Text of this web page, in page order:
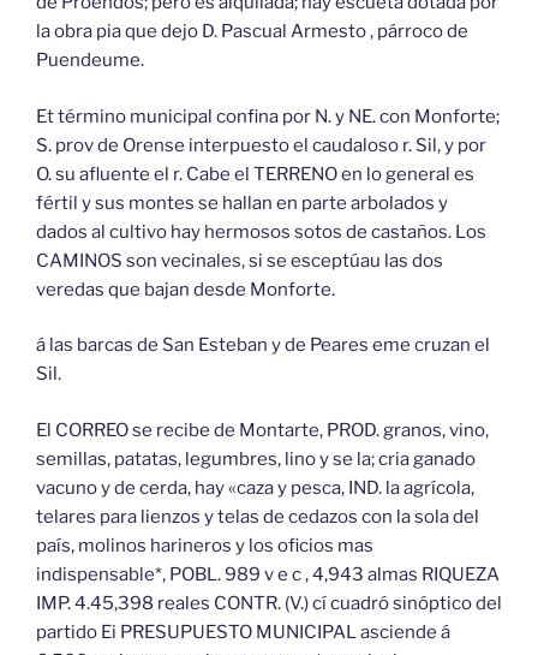
la obra pia que dejo D. Pascual Armesto , párroco de
Puendeume.
Et término municipal confina por N. y NE. con Monforte;
S. prov de Orense interpuesto el caudaloso r. Sil, y por
O. su afluente el r. Cabe el TERRENO en lo general es
fértil y sus montes se hallan en parte arbolados y
dados al cultivo hay hermosos sotos de castaños. Los
CAMINOS son vecinales, si se esceptúau las dos
veredas que bajan desde Monforte.
á las barcas de San Esteban y de Peares eme cruzan el
Sil.
El CORREO se recibe de Montarte, PROD. granos, vino,
semillas, patatas, legumbres, lino y se la; cria ganado
vacuno y de cerda, hay «caza y pesca, IND. la agrícola,
telares para lienzos y telas de cedazos con la sola del
país, molinos harineros y los oficios mas
indispensable*, POBL. 989 v e c , 4,943 almas RIQUEZA
IMP. 4.45,398 reales CONTR. (V.) cí cuadró sinóptico del
partido Ei PRESUPUESTO MUNICIPAL asciende á